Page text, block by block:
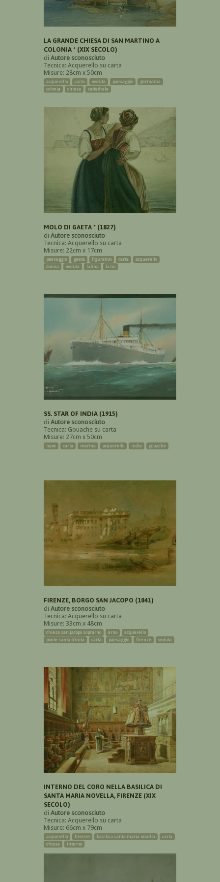
LA GRANDE CHIESA DI SAN MARTINO A
COLONIA * (XIX SECOLO)
di Autore sconosciuto
Tecnica: Acquerello su carta
Misure: 28cm x 50cm
acquerello carta veduta paesaggio
germania
colonia
chiesa cattedrale
MOLO DI GAETA * (1827)
di Autore sconosciuto
Tecnica: Acquerello su carta
Misure: 22cm x 17cm
paesaggio gaeta figurativo carta
acquerello
donna
veduta latina lazio
SS. STAR OF INDIA (1915)
di Autore sconosciuto
Tecnica: Gouache su carta
Misure: 27cm x 50cm
nave carta marina acquerello india gouache
FIRENZE, BORGO SAN JACOPO (1841)
di Autore sconosciuto
Tecnica: Acquerello su carta
Misure: 33cm x 48cm
chiesa san jacopo soprarno arno
acquerello
ponte santa trinita
carta paesaggio firenze veduta
INTERNO DEL CORO NELLA BASILICA DI
SANTA MARIA NOVELLA, FIRENZE (XIX
SECOLO)
di Autore sconosciuto
Tecnica: Acquerello su carta
Misure: 66cm x 79cm
acquerello firenze basilica santa maria novella
carta
chiesa
interno